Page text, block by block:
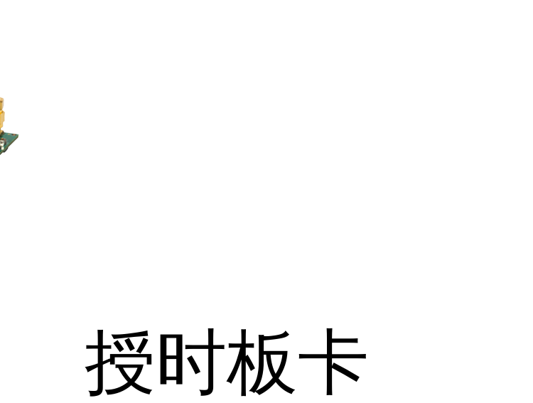
授时板卡